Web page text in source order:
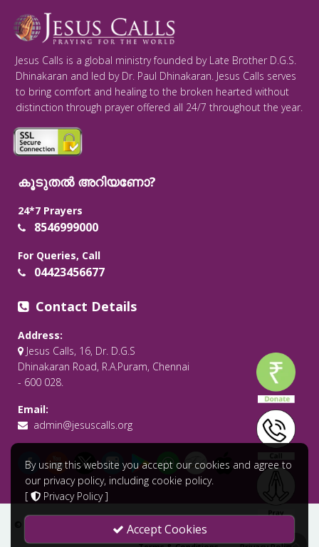
Jesus Calls is a global ministry founded by Late Brother D.G.S.
Dhinakaran and led by Dr. Paul Dhinakaran. Jesus Calls serves
to bring comfort and healing to the broken hearted without
distinction through prayer offered all 24/7 throughout the year.
കൂടുതൽ അറിയണോ?
24*7 Prayers
8546999000
For Queries, Call
04423456677
Contact Details
Address:
Jesus Calls, 16, Dr. D.G.S
Dhinakaran Road, R.A.Puram, Chennai
- 600 028.
Email:
admin@jesuscalls.org
© 2026 All Rights Reserved .Jesus Calls - Praying for the World
By using this website you accept our cookies and agree to
our privacy policy, including cookie policy.
[
Privacy Policy]
Accept Cookies